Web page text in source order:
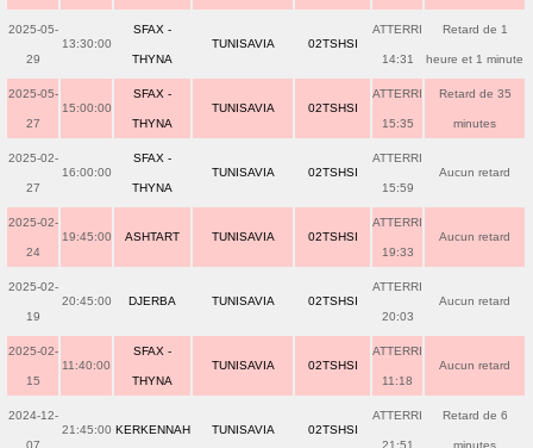
2025-05-
29
13:30:00
SFAX -
THYNA
TUNISAVIA 02TSHSI
ATTERRI
14:31
Retard de 1
heure et 1 minute
2025-05-
27
15:00:00
SFAX -
THYNA
TUNISAVIA 02TSHSI
ATTERRI
15:35
Retard de 35
minutes
2025-02-
27
16:00:00
SFAX -
THYNA
TUNISAVIA 02TSHSI
ATTERRI
15:59
Aucun retard
2025-02-
24
19:45:00 ASHTART TUNISAVIA 02TSHSI
ATTERRI
19:33
Aucun retard
2025-02-
19
20:45:00 DJERBA TUNISAVIA 02TSHSI
ATTERRI
20:03
Aucun retard
2025-02-
15
11:40:00
SFAX -
THYNA
TUNISAVIA 02TSHSI
ATTERRI
11:18
Aucun retard
2024-12-
07
21:45:00 KERKENNAH TUNISAVIA 02TSHSI
ATTERRI
21:51
Retard de 6
minutes